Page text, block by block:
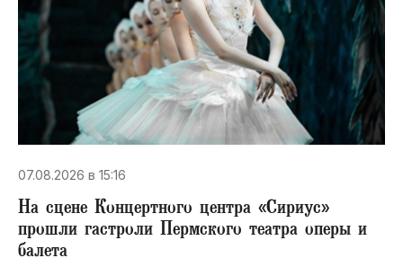
07.08.2026 в 15:16
На сцене Концертного центра «Сириус»
прошли гастроли Пермского театра оперы и
балета